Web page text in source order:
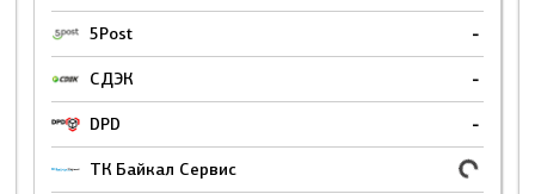
5Post -
СДЭК -
DPD -
ТК Байкал Сервис